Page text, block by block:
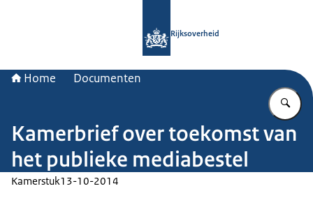
Rijksoverheid
Home Documenten
Kamerbrief over toekomst van
het publieke mediabestel
Kamerstuk13-10-2014